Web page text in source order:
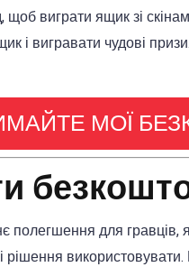
щоб виграти ящик зі
і вигравати чудові призи.
МОЇ
полегшення для
рішення